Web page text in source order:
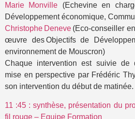
Marie Monville (Echevine en
Développement économique,
Christophe Deneve (Eco-conseiller
œuvre des Objectifs de
environnement de Mouscron)
Chaque intervention est suivie de
mise en perspective par Frédéric
son intervention du début de matinée.
11 :45 : synthèse, présentation du
fil rouge – Equipe Formation